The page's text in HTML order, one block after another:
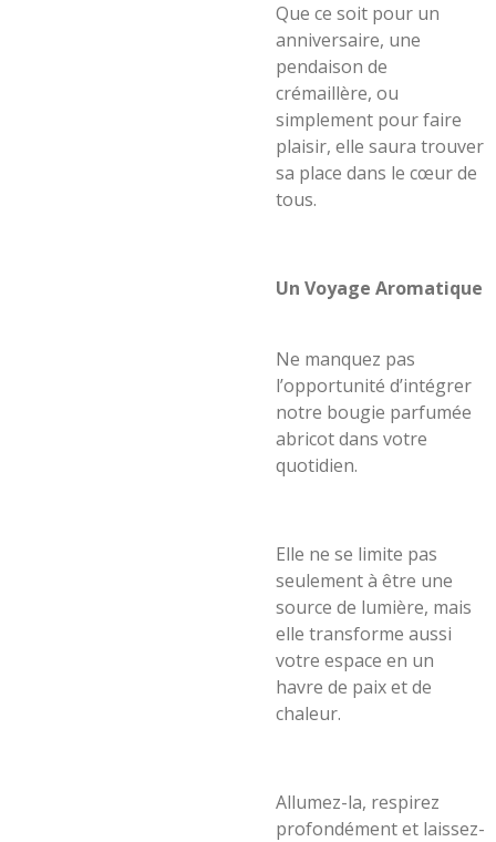
Que ce soit pour un
anniversaire, une
pendaison de
crémaillère, ou
simplement pour faire
plaisir, elle saura trouver
sa place dans le cœur de
tous.
Un Voyage Aromatique
Ne manquez pas
l’opportunité d’intégrer
notre bougie parfumée
abricot dans votre
quotidien.
Elle ne se limite pas
seulement à être une
source de lumière, mais
elle transforme aussi
votre espace en un
havre de paix et de
chaleur.
Allumez-la, respirez
profondément et laissez-